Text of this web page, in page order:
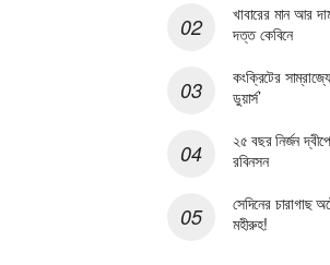
খাবারের মান আর
দত্ত কেবিনে
কংক্রিটের
ডুয়ার্স’
২৫ বছর নির্জন
রবিনসন
সেদিনের চারাগাছ
মহীরুহ!